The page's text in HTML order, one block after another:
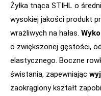
Żyłka tnąca STIHL o
wysokiej jakości produkt
wrażliwych na hałas.
o zwiększonej gęstości,
elastycznego. Boczne
świstania, zapewniając
zaokrąglony kształt